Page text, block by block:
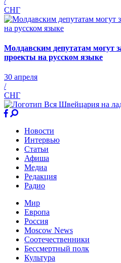
СНГ
Молдавским депутатам могут
проекты на русском языке
30 апреля
/
СНГ
Новости
Интервью
Статьи
Афиша
Медиа
Редакция
Радио
Мир
Европа
Россия
Moscow News
Соотечественники
Бессмертный полк
Культура